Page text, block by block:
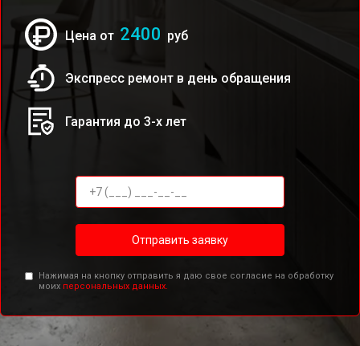
Цена от 2400 руб
Экспресс ремонт в день обращения
Гарантия до 3-х лет
Отправить заявку
Нажимая на кнопку отправить я даю свое согласие на обработку
моих персональных данных.